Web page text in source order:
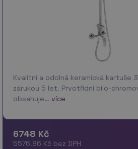
Kvalitní a odolná keramická kartuše
zárukou 5 let. Prvotřídní bílo-
obsahuje… více
6748 Kč
5576.86 Kč bez DPH